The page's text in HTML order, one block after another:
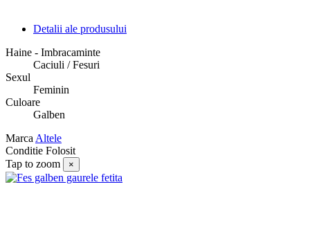
Detalii ale produsului
Haine - Imbracaminte
Caciuli / Fesuri
Sexul
Feminin
Culoare
Galben
MarcaAltele
Conditie Folosit
Tap to zoom
×